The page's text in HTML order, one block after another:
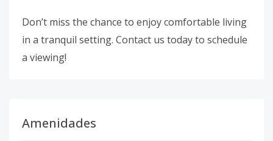
Don’t miss the chance to enjoy comfortable living
in a tranquil setting. Contact us today to schedule
a viewing!
Amenidades